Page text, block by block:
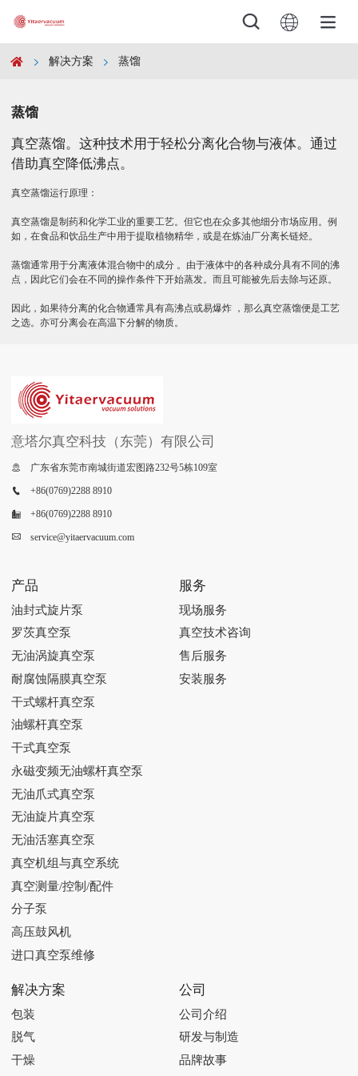
产品
解决方案
服务与支持 
下载
公司 
新闻 
联系


  
  解决方案  蒸馏
蒸馏
真空蒸馏。这种技术用于轻松分离化合物与液体。通过
借助真空降低沸点。
真空蒸馏运行原理：
真空蒸馏是制药和化学工业的重要工艺。但它也在众多其他细分市场应用。例
如，在食品和饮品生产中用于提取植物精华，或是在炼油厂分离长链烃。
蒸馏通常用于分离液体混合物中的成分 。由于液体中的各种成分具有不同的沸
点，因此它们会在不同的操作条件下开始蒸发。而且可能被先后去除与还原。
因此，如果待分离的化合物通常具有高沸点或易爆炸 ，那么真空蒸馏便是工艺
之选。亦可分离会在高温下分解的物质。
意塔尔真空科技（东莞）有限公司
 广东省东莞市南城街道宏图路232号5栋109室
 +86(0769)2288 8910
 +86(0769)2288 8910
 service@yitaervacuum.com
产品
油封式旋片泵
罗茨真空泵
无油涡旋真空泵
耐腐蚀隔膜真空泵
干式螺杆真空泵
油螺杆真空泵
干式真空泵
永磁变频无油螺杆真空泵
无油爪式真空泵
无油旋片真空泵
无油活塞真空泵
真空机组与真空系统
真空测量/控制/配件
分子泵
高压鼓风机
进口真空泵维修
服务
现场服务
真空技术咨询
售后服务
安装服务
解决方案
包装
脱气
干燥
公司
公司介绍
研发与制造
品牌故事